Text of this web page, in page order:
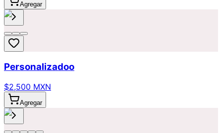
Agregar
Personalizadoo
$2,500 MXN
Agregar